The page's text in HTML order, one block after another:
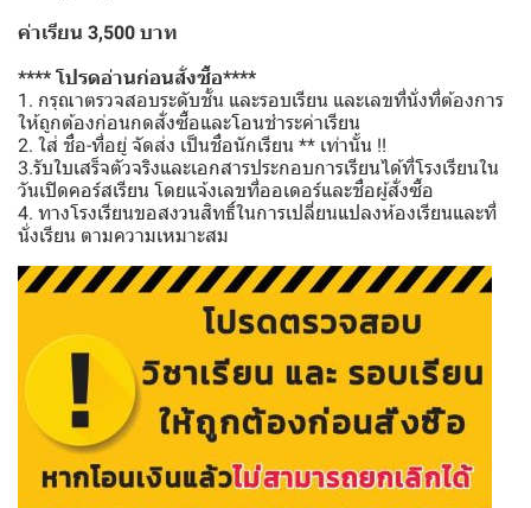
ค่าเรียน 3,500 บาท
**** โปรดอ่านก่อนสั่งซื้อ****
1. กรุณาตรวจสอบระดับชั้น และรอบเรียน และเลขที่นั่งที่ต้องการ
ให้ถูกต้องก่อนกดสั่งซื้อและโอนชำระค่าเรียน
2. ใส่ ชื่อ-ที่อยู่ จัดส่ง เป็นชื่อนักเรียน ** เท่านั้น !!
3.รับใบเสร็จตัวจริงและเอกสารประกอบการเรียนได้ที่โรงเรียนใน
วันเปิดคอร์สเรียน โดยแจ้งเลขที่ออเดอร์และชื่อผู้สั่งซื้อ
4. ทางโรงเรียนขอสงวนสิทธิ์ในการเปลี่ยนแปลงห้องเรียนและที่
นั่งเรียน ตามความเหมาะสม